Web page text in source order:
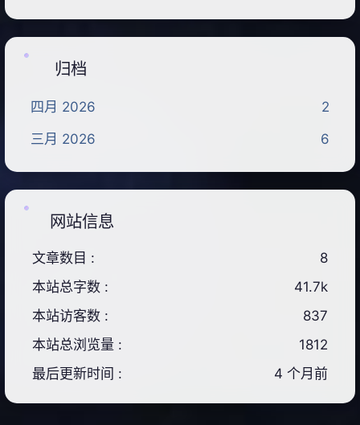
归档
四月 2026
2
三月 2026
6
网站信息
文章数目 :
8
本站总字数 :
41.7k
本站访客数 :
837
本站总浏览量 :
1812
最后更新时间 :
4 个月前